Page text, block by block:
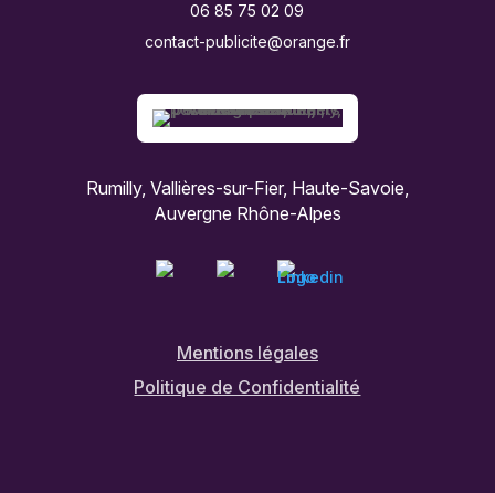
06 85 75 02 09
contact-publicite@orange.fr
Rumilly, Vallières-sur-Fier, Haute-Savoie,
Auvergne Rhône-Alpes
Mentions légales
Politique de Confidentialité